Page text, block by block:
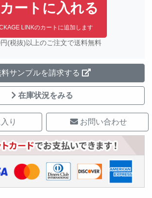
カートに入れる
LINKのカートに追加します
(税抜)以上のご注文で送料無料
料サンプルを請求する
在庫状況をみる
り お問い合わせ